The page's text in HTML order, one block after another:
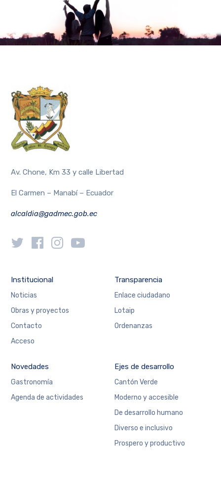
Av. Chone, Km 33 y calle Libertad
El Carmen – Manabí – Ecuador
alcaldia@gadmec.gob.ec
Institucional
Noticias
Obras y proyectos
Contacto
Acceso
Transparencia
Enlace ciudadano
Lotaip
Ordenanzas
Novedades
Gastronomía
Agenda de actividades
Ejes de desarrollo
Cantón Verde
Moderno y accesible
De desarrollo humano
Diverso e inclusivo
Prospero y productivo